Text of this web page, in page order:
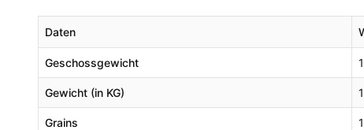
Daten
Geschossgewicht
Gewicht (in KG)
Grains